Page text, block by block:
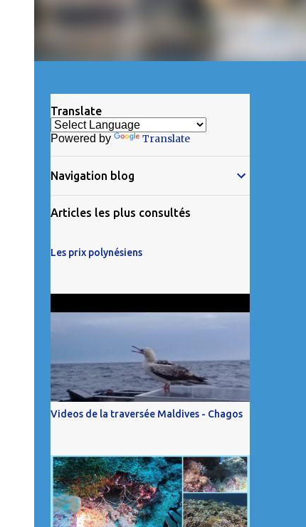
Translate
Powered by Translate
Navigation blog
Articles les plus consultés
Les prix polynésiens
Videos de la traversée Maldives - Chagos